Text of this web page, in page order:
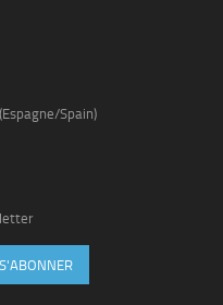
Spain)
S'ABONNER